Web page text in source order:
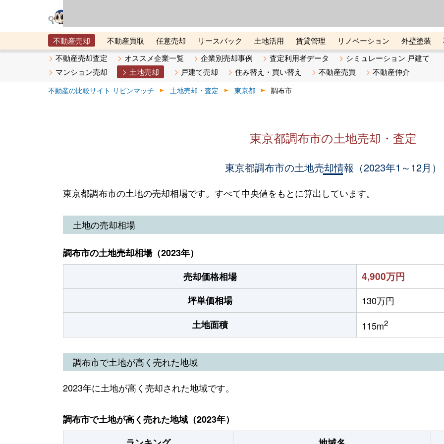
不動産売却 不動産買取 任意売却 リースバック 土地活用 賃貸管理 リノベーション 外壁塗装
メタ住宅展示場
ベスト不動産カンパニー オンライン講座 リビンマガジンBiz 不動産売却ご相談デスク
不動産売却査定 オススメ企業一覧 企業別売却事例 査定利用者データ
シミュレーション 戸建て
マンション売却
土地売却 戸建て売却 住み替え・買い替え 不動産売買 不動産仲介
不動産の比較サイト リビンマッチ 土地売却・査定 東京都 調布市
東京都調布市の土地売却・査定
東京都調布市の土地売却情報（2023年1～12月）
東京都調布市の土地の売却相場です。すべて中央値をもとに算出しています。
土地の売却相場
調布市の土地売却相場（2023年）
売却価格相場
4,900万円
坪単価相場
130万円
土地面積
115m2
調布市で土地が高く売れた地域
2023年に土地が高く売却された地域です。
調布市で土地が高く売れた地域（2023年）